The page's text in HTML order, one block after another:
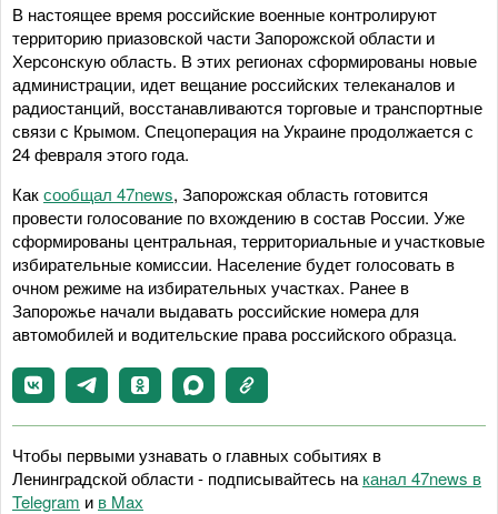
В настоящее время российские военные контролируют
территорию приазовской части Запорожской области и
Херсонскую область. В этих регионах сформированы новые
администрации, идет вещание российских телеканалов и
радиостанций, восстанавливаются торговые и транспортные
связи с Крымом. Спецоперация на Украине продолжается с
24 февраля этого года.
Каксообщал 47news, Запорожская область готовится
провести голосование по вхождению в состав России. Уже
сформированы центральная, территориальные и участковые
избирательные комиссии. Население будет голосовать в
очном режиме на избирательных участках. Ранее в
Запорожье начали выдавать российские номера для
автомобилей и водительские права российского образца.
Чтобы первыми узнавать о главных событиях в
Ленинградской области - подписывайтесь на канал 47news в
Telegram и в Maх